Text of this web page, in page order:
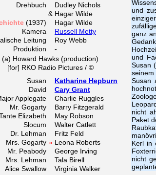
Drehbuch
Dudley Nichols
& Hagar Wilde
(1937)
Hagar Wilde
Kamera
Russell Metty
Leitung
Roy Webb
Produktion
-
(a) Howard Hawks (production)
[for] RKO Radio Pictures / ©
Susan
Katharine Hepburn
David
Cary Grant
Applegate
Charlie Ruggles
Mr. Gogarty
Barry Fitzgerald
Elizabeth
May Robson
Slocum
Walter Catlett
Dr. Lehman
Fritz Feld
Mrs. Gogarty » Leona Roberts
Mr. Peabody
George Irving
Mrs. Lehman
Tala Birell
Alice Swallow
Virginia Walker
und
ganz
und
Susan (
Susan
nicht
Paket
Kerl in
nicht